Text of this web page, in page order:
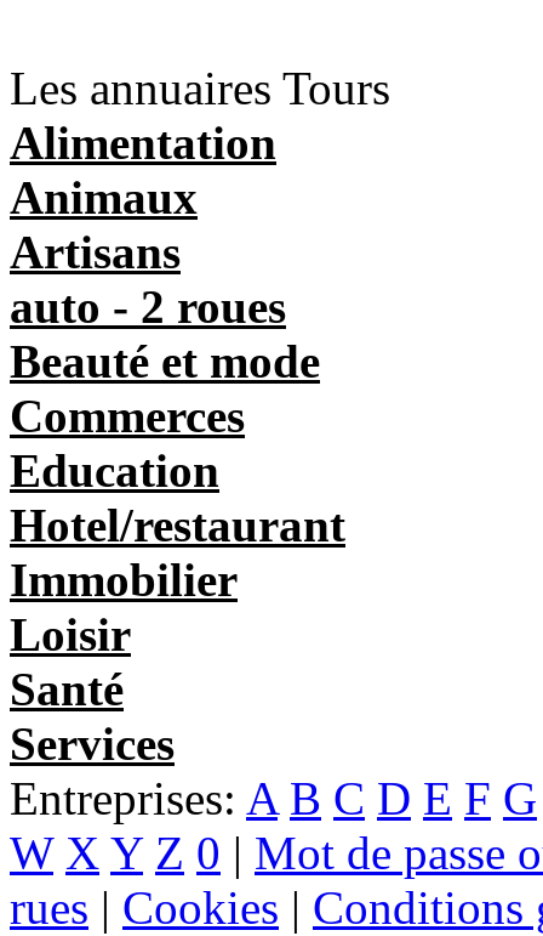
Les annuaires Tours
Alimentation
Animaux
Artisans
auto - 2 roues
Beauté et mode
Commerces
Education
Hotel/restaurant
Immobilier
Loisir
Santé
Services
Entreprises: A B C D E F G
W X Y Z 0 | Mot de passe
rues | Cookies | Conditions